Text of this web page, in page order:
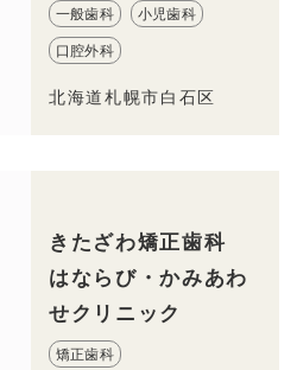
一般歯科 小児歯科
口腔外科
北海道札幌市白石区
きたざわ矯正歯科
はならび・かみあわ
せクリニック
矯正歯科